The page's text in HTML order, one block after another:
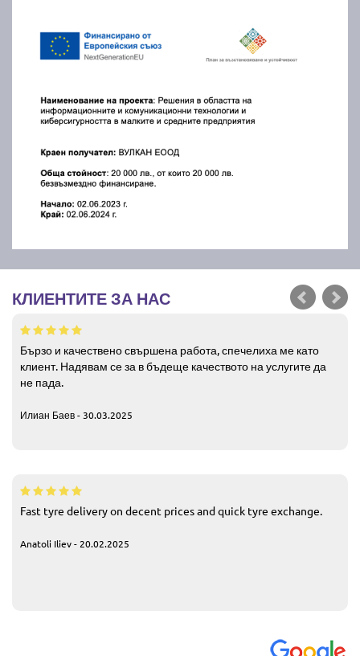
КЛИЕНТИТЕ ЗА НАС
Бързо и качествено свършена работа, спечелиха ме като
клиент. Надявам се за в бъдеще качеството на услугите да
не пада.
Илиан Баев - 30.03.2025
Fast tyre delivery on decent prices and quick tyre exchange.
Anatoli Iliev - 20.02.2025